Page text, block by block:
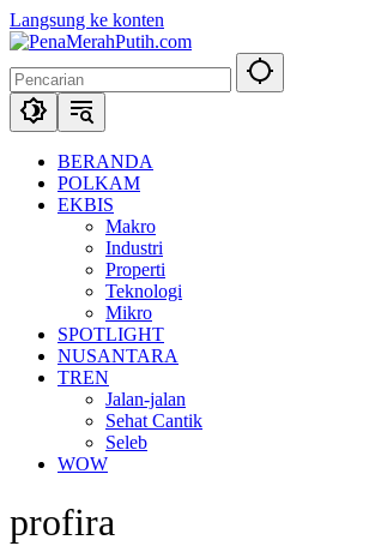
Langsung ke konten
BERANDA
POLKAM
EKBIS
Makro
Industri
Properti
Teknologi
Mikro
SPOTLIGHT
NUSANTARA
TREN
Jalan-jalan
Sehat Cantik
Seleb
WOW
profira